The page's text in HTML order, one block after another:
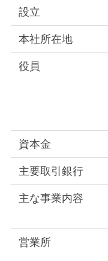
設立
本社所在地
役員
資本金
主要取引銀行
主な事業内容
営業所